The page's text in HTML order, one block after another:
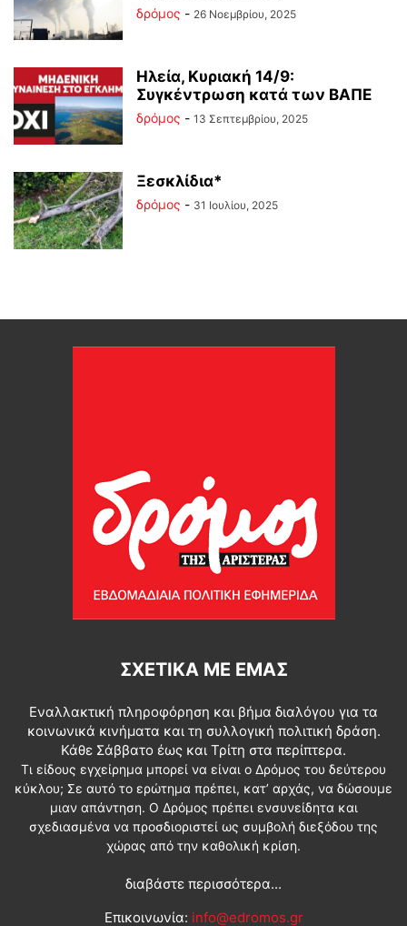
δρόμος - 26 Νοεμβρίου, 2025
Ηλεία, Κυριακή 14/9:
Συγκέντρωση κατά των ΒΑΠΕ
δρόμος - 13 Σεπτεμβρίου, 2025
Ξεσκλίδια*
δρόμος - 31 Ιουλίου, 2025
ΣΧΕΤΙΚΆ ΜΕ ΕΜΆΣ
Εναλλακτική πληροφόρηση και βήμα διαλόγου για τα
κοινωνικά κινήματα και τη συλλογική πολιτική δράση.
Κάθε Σάββατο έως και Τρίτη στα περίπτερα.
Τι είδους εγχείρημα μπορεί να είναι ο Δρόμος του δεύτερου
κύκλου; Σε αυτό το ερώτημα πρέπει, κατ’ αρχάς, να δώσουμε
μιαν απάντηση. Ο Δρόμος πρέπει ενσυνείδητα και
σχεδιασμένα να προσδιοριστεί ως συμβολή διεξόδου της
χώρας από την καθολική κρίση.
διαβάστε περισσότερα...
Επικοινωνία: info@edromos.gr